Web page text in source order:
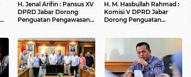
H. Jenal Arifin : Pansus XV
DPRD Jabar Dorong
Penguatan Pengawasan
H. M. Hasbullah Rahmad :
Komisi V DPRD Jabar
Dorong Penguatan
Rakyat di Kabupaten
Bandung